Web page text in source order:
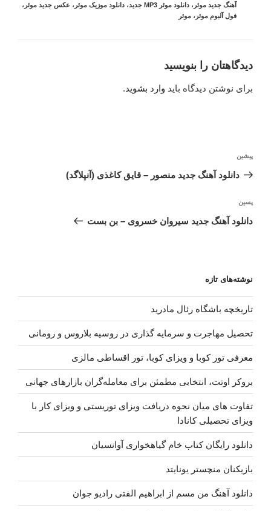
آهنگ جدید موئر ،دانلود موئر MP3 جدید ،دانلود موزیک موئر ، عکس جدید موئر ،
فول آلبوم موئر ،موئر
دیدگاهتان را بنویسید
برای نوشتن دیدگاه باید وارد بشوید.
نوشته
قبلی
پیشین
دانلود آهنگ جدید منصور – قایق کاغذی (آنپلاگد)
نوشته‌ٔ
بعدی
پسین
دانلود آهنگ جدید سیروان خسروی – بن بست
نوشته‌های تازه
تاریخچه باشگاه رئال مادرید
تحصیل مهاجرت و سرمایه گذاری در روسیه بلاروس و رومانی
معرفی تور کوبا و ویزای کوبا، تور اقساطی مالزی
بروکر اوتت، انتخابی مطمئن برای معامله‌گران بازارهای جهانی
تفاوت های میان نحوه دریافت ویزای توریستی و ویزای کار با
ویزای تحصیلی کانادا
دانلود رایگان کتاب خام گیاهخواری آوانسیان
بازیکنان منچستر یونایتد
دانلود آهنگ من مسم از ابراهیم الفتی رادیو جوان